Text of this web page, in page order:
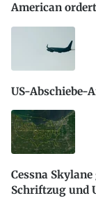
American
US-Abschiebe-
Cessna
Schriftzug und